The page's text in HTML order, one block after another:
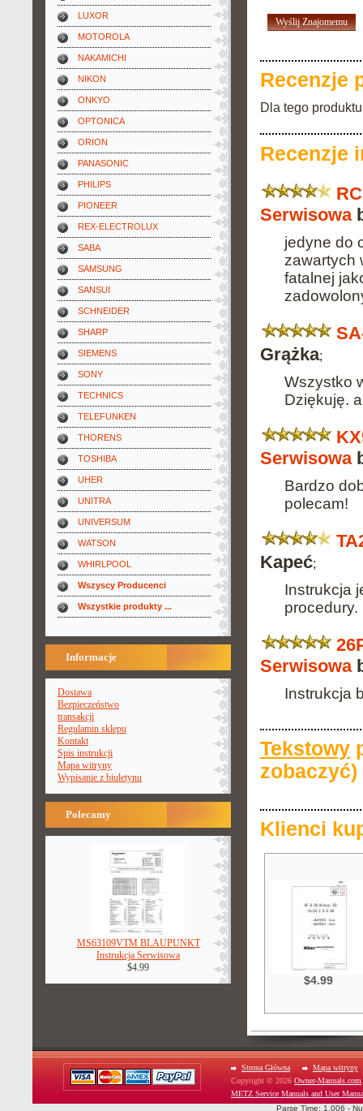
LUXOR
MOTOROLA
NAKAMICHI
NIKON
ONKYO
OPTONICA
ORION
PANASONIC
PHILIPS
PIONEER
REX-ELECTROLUX
SABA
SAMSUNG
SANSUI
SCHNEIDER
SHARP
SIEMENS
SONY
TECHNICS
TELEFUNKEN
THORENS
TOSHIBA
UHER
UNITRA
UNIVERSUM
WATSON
WHIRLPOOL
Wszyscy Producenci
Wszystkie produkty ...
Informacje
Dostawa
Bezpieczeństwo
transakcji
Regulamin sklepu
Kontakt
Spis instrukcji
Mapa witryny
Wypisanie z biuletynu
Polecamy
MS63109VTM BLAUPUNKT
Instrukcja Serwisowa
$4.99
Wyślij Znajomemu
Recenzje
Dla tego
Recenzje
Serwisowa
jedyne do
zawartych
fatalnej
Grążka;
Wszystko
Dziękuję.
Serwisowa
Bardzo
polecam!
Kapeć;
Instrukcja
procedury.
Serwisowa
Instrukcja
Tekstowy
zobaczyć)
Klienci
$4.99
Strona Główna
Mapa witryny
Copyright © 2026 Owner-Manuals.com
METZ Service Manuals and User
Parse Time: 1.006 -